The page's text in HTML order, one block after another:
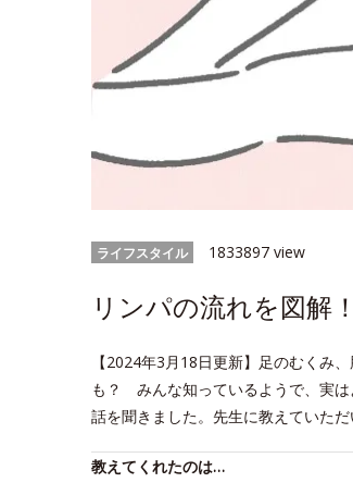
ライフスタイル 1833897 view
リンパの流れを図解
【2024年3月18日更新】足のむくみ
も？ みんな知っているようで、実は
話を聞きました。先生に教えていた
教えてくれたのは…